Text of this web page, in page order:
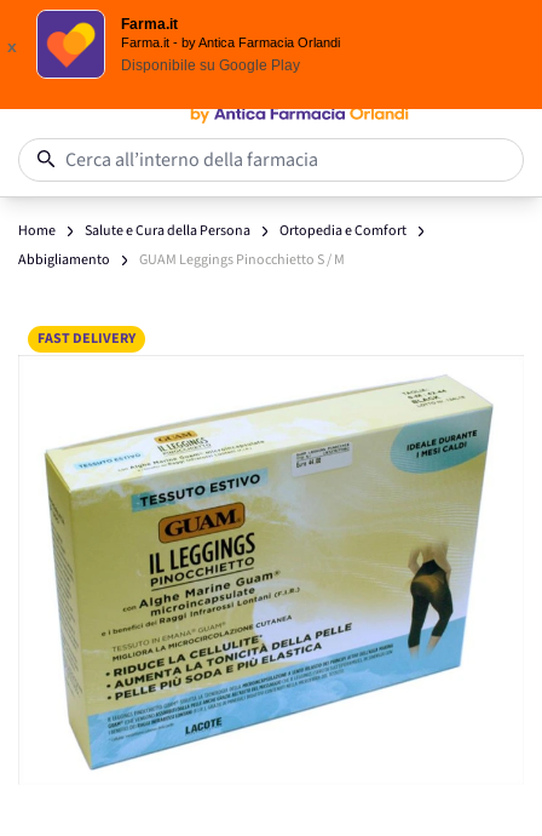
x
Farma.it
Farma.it - by Antica Farmacia Orlandi
Disponibile su Google Play
Salta al contenuto
Cerca all’interno della farmacia
Home Salute e Cura della Persona
Ortopedia e Comfort
Abbigliamento
GUAM Leggings Pinocchietto S / M
FAST DELIVERY
Main image
Click to view image in fullscreen